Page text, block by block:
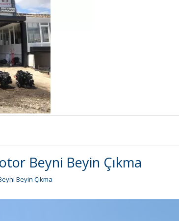
Beyni Beyin Çıkma
Beyin Çıkma